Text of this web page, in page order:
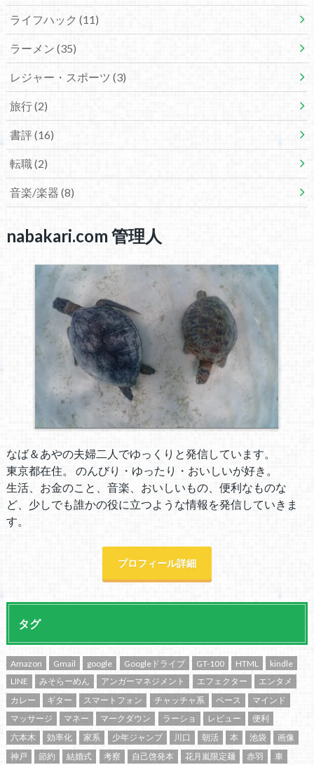
ライフハック (11)
ラーメン (35)
レジャー・スポーツ (3)
旅行(2)
書評(16)
転職(2)
音楽/楽器 (8)
nabakari.com 管理人
なば＆あやの夫婦二人でゆっくりと発信しています。
東京都在住。 のんびり・ゆったり・おいしいが好き。
生活、お金のこと、音楽、おいしいもの、便利なものな
ど、少しでも誰かの役に立つような情報を発信していきま
す。
プロフィール詳細
タグ
Amazon Gmail google Googleドライブ GT-100 HTML
kindle
LINE
みそらーめん アンガーマネジメント エフェクター
エンタメ
カレー
ギター スマートフォン チャッチャ系 ベース
マインド
マッサージ
マネー マークダウン ラーショ レビュー
便利
六本木
効率化 家系 少年ジャンプ 川口 朝活 本 池袋
画像
神戸
節約 結婚式 考察 自己啓発本 花月嵐限定麺 赤羽 車